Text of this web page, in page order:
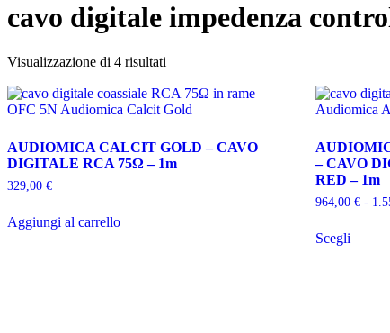
cavo digitale impedenza
Visualizzazione di 4 risultati
base
al
recente
AUDIOMICA CALCIT GOLD – CAVO
DIGITALE RCA 75Ω – 1m
329,00 €
Aggiungi al carrello
– CAVO
RED – 1m
964,00€ -
Scegliprodotto